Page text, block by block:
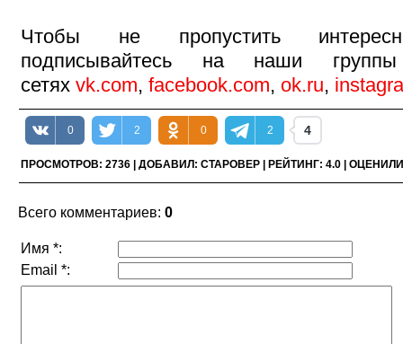
Чтобы не пропустить
подписывайтесь на наши
сетях vk.com, facebook.com, ok.ru,
0 2 0 2 4
ПРОСМОТРОВ: 2736 ДОБАВИЛ : СТАРОВЕР РЕЙТИНГ: 4.0 ОЦЕНИЛИ
Всего комментариев: 0
Имя *:
Email *: